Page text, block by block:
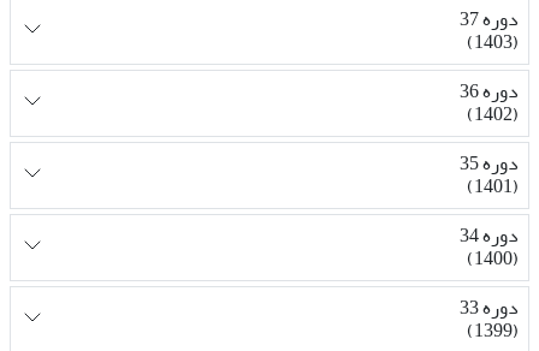
دوره 37
(1403)
دوره 36
(1402)
دوره 35
(1401)
دوره 34
(1400)
دوره 33
(1399)